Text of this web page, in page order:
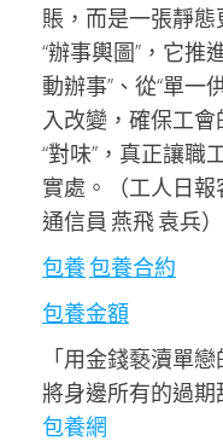
賬，而是一張靜
“辦事輿圖”，它推
動辦事”、從“單一
入改變，確保工會
“對味”，真正讓職
實處。（工人日報
通信員 燕飛 袁兵）
包養包養合約
包養金額
「用金錢褻瀆單
將身邊所有的過期
包養網